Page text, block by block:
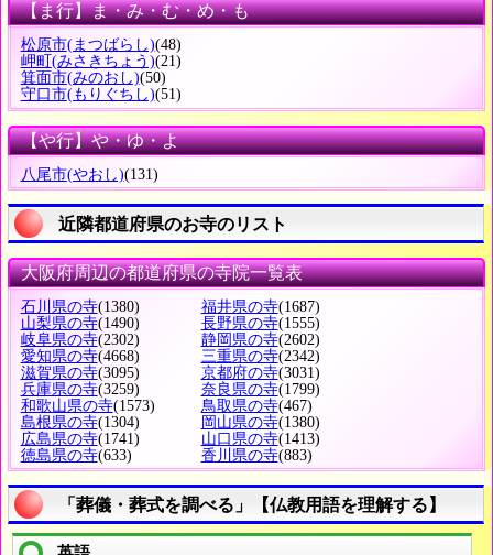
【ま行】ま・み・む・め・も
松原市(まつばらし)(48)
岬町 (みさきちょう)(21)
箕面市(みのおし)(50)
守口市(もりぐちし)(51)
【や行】や・ゆ・よ
八尾市(やおし)(131)
近隣都道府県のお寺のリスト
大阪府周辺の都道府県の寺院一覧表
石川県の寺(1380) 福井県の寺(1687)
山梨県の寺(1490) 長野県の寺(1555)
岐阜県の寺(2302) 静岡県の寺(2602)
愛知県の寺(4668) 三重県の寺(2342)
滋賀県の寺(3095) 京都府の寺(3031)
兵庫県の寺(3259) 奈良県の寺(1799)
和歌山県の寺(1573) 鳥取県の寺(467)
島根県の寺(1304) 岡山県の寺(1380)
広島県の寺(1741) 山口県の寺(1413)
徳島県の寺(633) 香川県の寺(883)
「葬儀・葬式を調べる」【仏教用語を理解する】